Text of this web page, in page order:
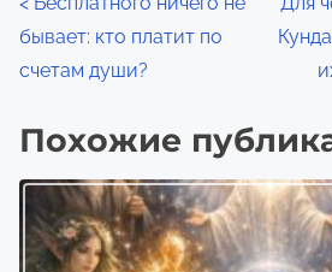
Н
а
и
г
а
бывает: кто платит по
счетам души?
Похожие